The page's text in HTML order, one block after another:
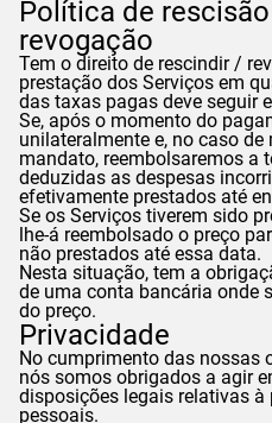
Política de
revogação
Tem o direito de rescindir /
prestação dos Serviços em
das taxas pagas deve seguir
Se, após o momento do
unilateralmente e, no caso
mandato, reembolsaremos a
deduzidas as despesas
efetivamente prestados até
Se os Serviços tiverem sido
lhe-á reembolsado o preço
não prestados até essa data.
Nesta situação, tem a
de uma conta bancária onde
do preço.
Privacidade
No cumprimento das nossas
nós somos obrigados a agir
disposições legais relativas à
pessoais.